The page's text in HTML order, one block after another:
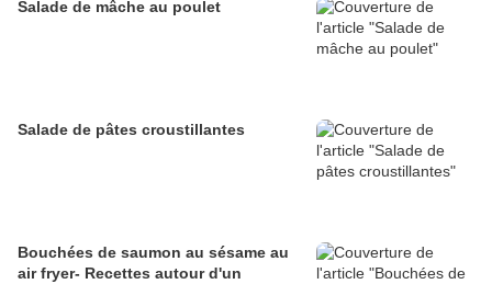
Salade de mâche au poulet
Salade de pâtes croustillantes
Bouchées de saumon au sésame au
air fryer- Recettes autour d'un